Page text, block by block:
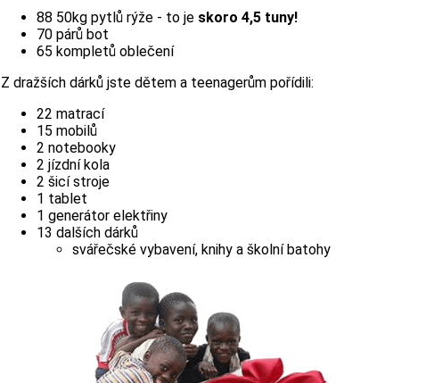
88 50kg pytlů rýže - to je skoro 4,5 tuny!
70 párů bot
65 kompletů oblečení
Z dražších dárků jste dětem a teenagerům pořídili:
22 matrací
15 mobilů
2 notebooky
2 jízdní kola
2 šicí stroje
1 tablet
1 generátor elektřiny
13 dalších dárků
svářečské vybavení, knihy a školní batohy